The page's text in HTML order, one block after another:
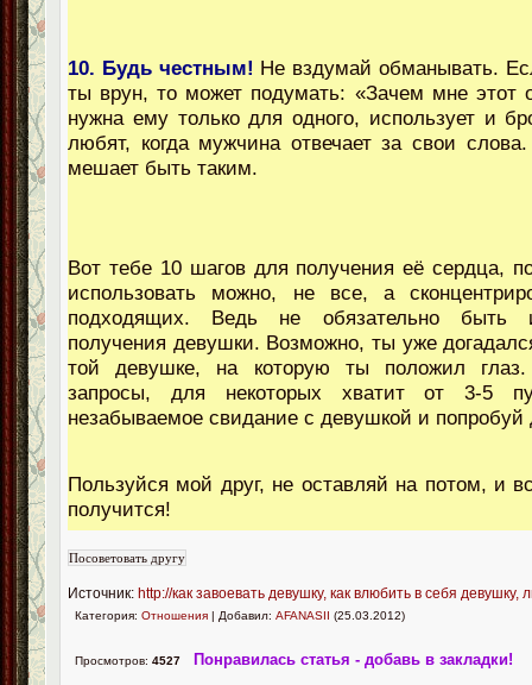
10. Будь честным! Не вздумай обманывать.
ты врун, то может подумать: «Зачем мне этот
нужна ему только для одного, использует и
любят, когда мужчина отвечает за свои
мешает быть таким.
Вот тебе 10 шагов для получения её сердца,
использовать можно, не все, а
подходящих. Ведь не обязательно быть
получения девушки. Возможно, ты уже
той девушке, на которую ты положил
запросы, для некоторых хватит от 3-5
незабываемое свидание с девушкой и
Пользуйся мой друг, не оставляй на потом, и
получится!
Источник: http://как завоевать девушку, как влюбить в себя девушку,
Категория: Отношения | Добавил: AFANASII (25.03.2012)
Просмотров: 4527
Понравилась статья - добавь в закладки!